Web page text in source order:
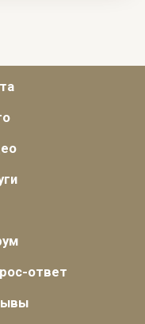
ответ